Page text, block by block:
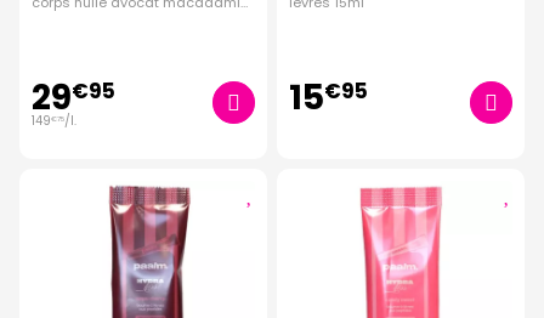
29€95
149€75/l. 15€95